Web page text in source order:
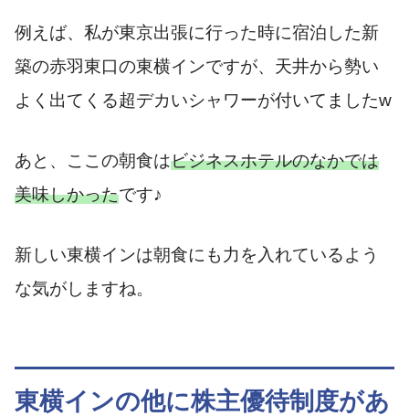
例えば、私が東京出張に行った時に宿泊した新
築の赤羽東口の東横インですが、天井から勢い
よく出てくる超デカいシャワーが付いてましたw
あと、ここの朝食はビジネスホテルのなかでは
美味しかったです♪
新しい東横インは朝食にも力を入れているよう
な気がしますね。
東横インの他に株主優待制度があ